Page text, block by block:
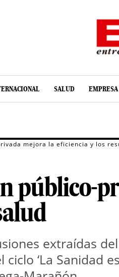
SALUD EMPRESA
mejora la eficiencia y los
público-
extraídas
ciclo ‘La Sanidad